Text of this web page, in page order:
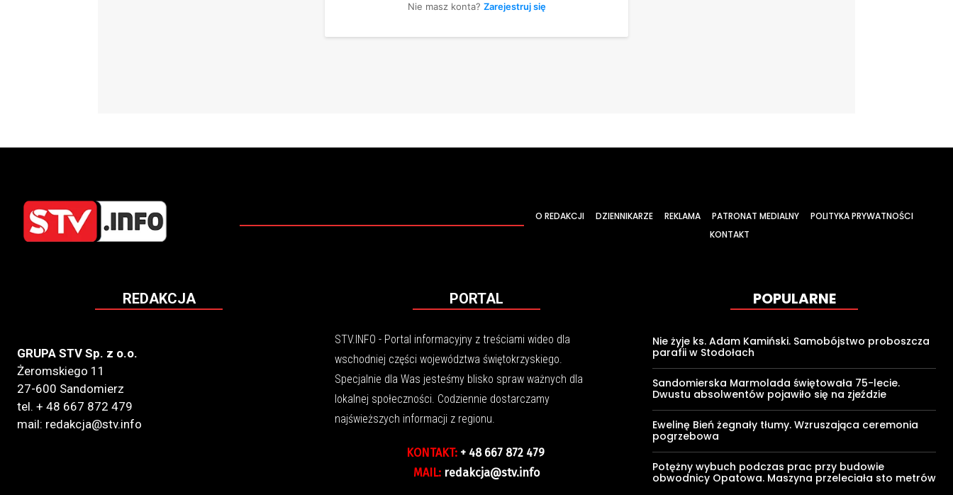
Nie masz konta? Zarejestruj się
O REDAKCJI DZIENNIKARZE REKLAMA PATRONAT MEDIALNY
POLITYKA PRYWATNOŚCI
KONTAKT
REDAKCJA
GRUPA STV Sp. z o.o.
Żeromskiego 11
27-600 Sandomierz
tel. + 48 667 872 479
mail: redakcja@stv.info
PORTAL
STV.INFO - Portal informacyjny z treściami wideo dla
wschodniej części województwa świętokrzyskiego.
Specjalnie dla Was jesteśmy blisko spraw ważnych dla
lokalnej społeczności. Codziennie dostarczamy
najświeższych informacji z regionu.
KONTAKT:+ 48 667 872 479
MAIL: redakcja@stv.info
POPULARNE
Nie żyje ks. Adam Kamiński. Samobójstwo proboszcza
parafii w Stodołach
Sandomierska Marmolada świętowała 75-lecie.
Dwustu absolwentów pojawiło się na zjeździe
Ewelinę Bień żegnały tłumy. Wzruszająca ceremonia
pogrzebowa
Potężny wybuch podczas prac przy budowie
obwodnicy Opatowa. Maszyna przeleciała sto metrów